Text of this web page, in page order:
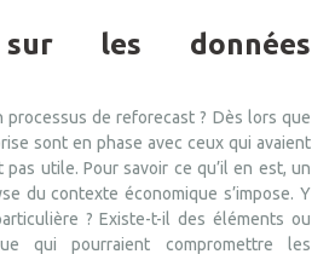
sur les données
processus de reforecast ? Dès lors que
sont en phase avec ceux qui avaient
pas utile. Pour savoir ce qu’il en est, un
du contexte économique s’impose. Y
? Existe-t-il des éléments ou
qui pourraient compromettre les